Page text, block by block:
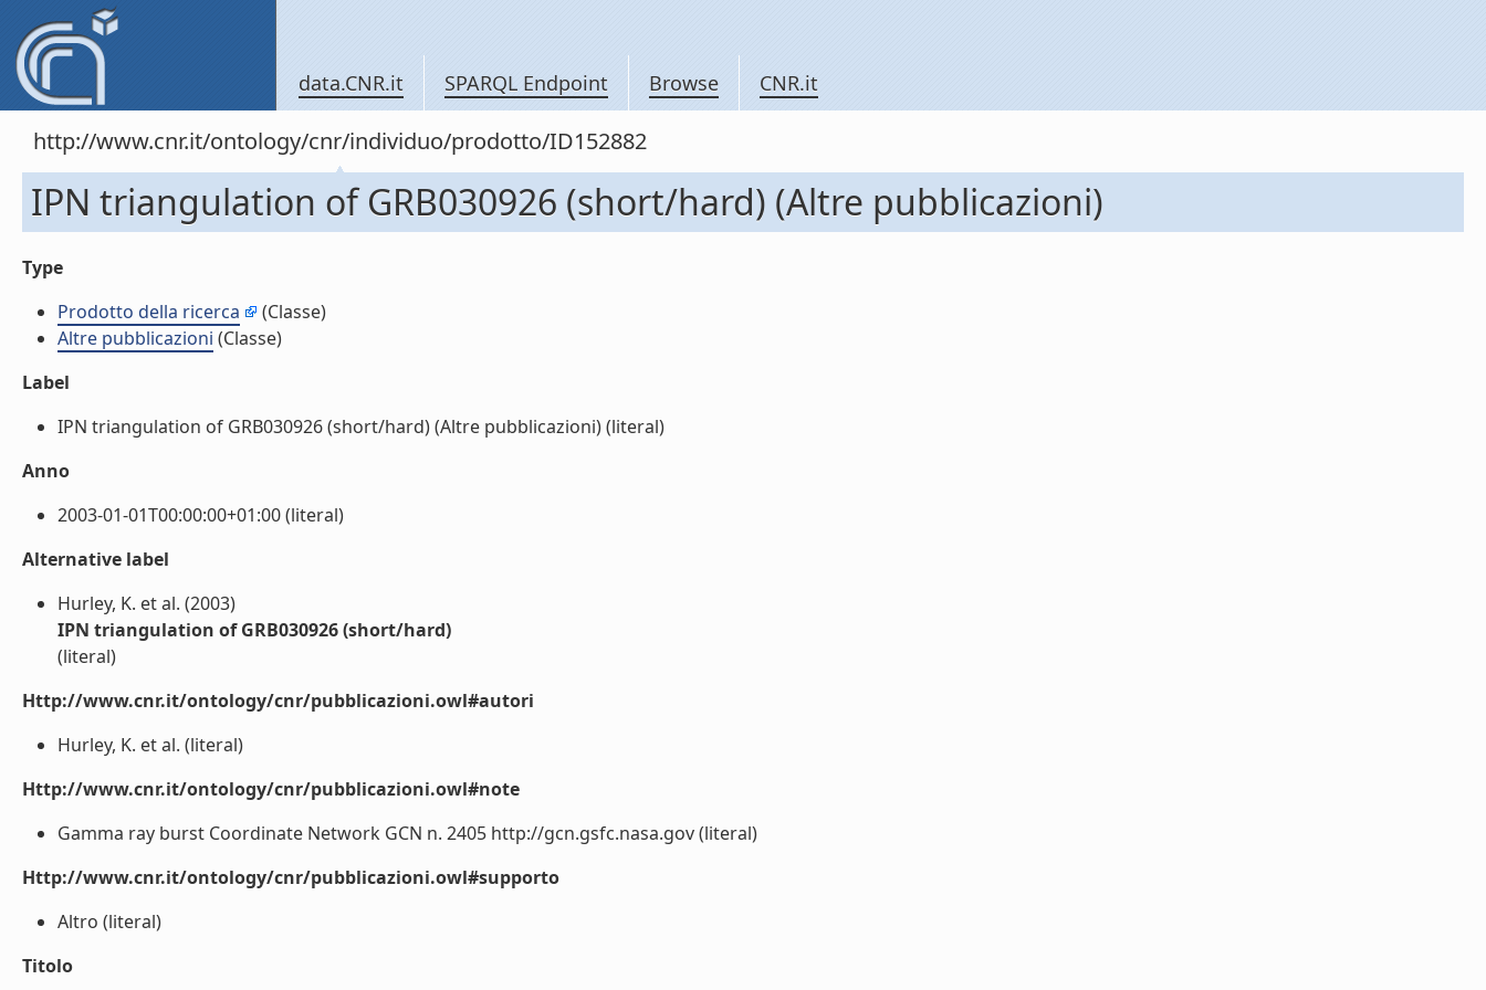
data.CNR.it SPARQL Endpoint Browse CNR.it
http://www.cnr.it/ontology/cnr/individuo/prodotto/ID152882
IPN triangulation of GRB030926 (short/hard) (Altre pubblicazioni)
Type
Prodotto della ricerca
(Classe)
Altre pubblicazioni (Classe)
Label
IPN triangulation of GRB030926 (short/hard) (Altre pubblicazioni) (literal)
Anno
2003-01-01T00:00:00+01:00 (literal)
Alternative label
Hurley, K. et al. (2003)
IPN triangulation of GRB030926 (short/hard)
(literal)
Http://www.cnr.it/ontology/cnr/pubblicazioni.owl#autori
Hurley, K. et al. (literal)
Http://www.cnr.it/ontology/cnr/pubblicazioni.owl#note
Gamma ray burst Coordinate Network GCN n. 2405 http://gcn.gsfc.nasa.gov (literal)
Http://www.cnr.it/ontology/cnr/pubblicazioni.owl#supporto
Altro (literal)
Titolo